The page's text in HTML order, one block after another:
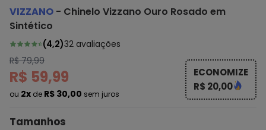
VIZZANO - Chinelo Vizzano Ouro Rosado em
Sintético
(4,2)32 avaliações
R$ 79,99
R$ 59,99
ou 2x de R$ 30,00 sem juros
ECONOMIZE
R$ 20,00
Tamanhos